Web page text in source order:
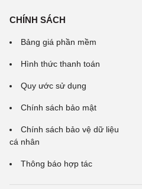
CHÍNH SÁCH
Bảng giá phần mềm
Hình thức thanh toán
Quy ước sử dụng
Chính sách bảo mật
Chính sách bảo vệ dữ liệu
cá nhân
Thông báo hợp tác